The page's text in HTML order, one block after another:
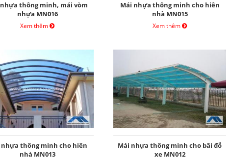
thông minh, mái vòm
nhựa MN016
Xem thêm
Mái nhựa thông minh cho hiên
nhà MN015
Xem thêm
nhựa thông minh cho hiên
nhà MN013
Mái nhựa thông minh cho bãi đỗ
xe MN012